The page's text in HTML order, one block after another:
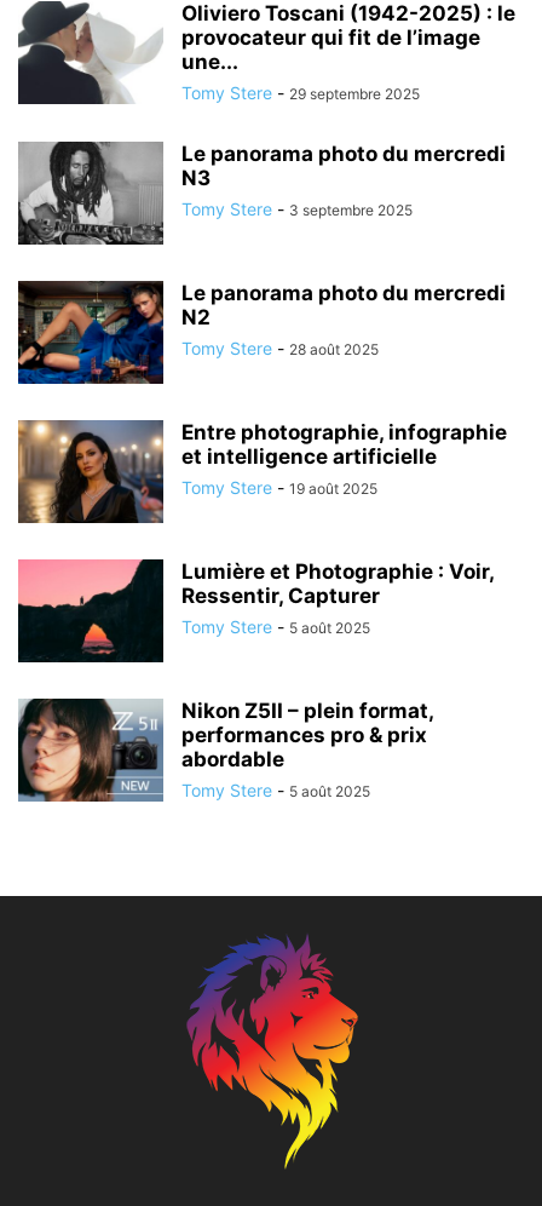
Oliviero Toscani (1942-2025) : le
provocateur qui fit de l’image
une...
Tomy Stere - 29 septembre 2025
Le panorama photo du mercredi
N3
Tomy Stere - 3 septembre 2025
Le panorama photo du mercredi
N2
Tomy Stere - 28 août 2025
Entre photographie, infographie
et intelligence artificielle
Tomy Stere - 19 août 2025
Lumière et Photographie : Voir,
Ressentir, Capturer
Tomy Stere - 5 août 2025
Nikon Z5II – plein format,
performances pro & prix
abordable
Tomy Stere - 5 août 2025